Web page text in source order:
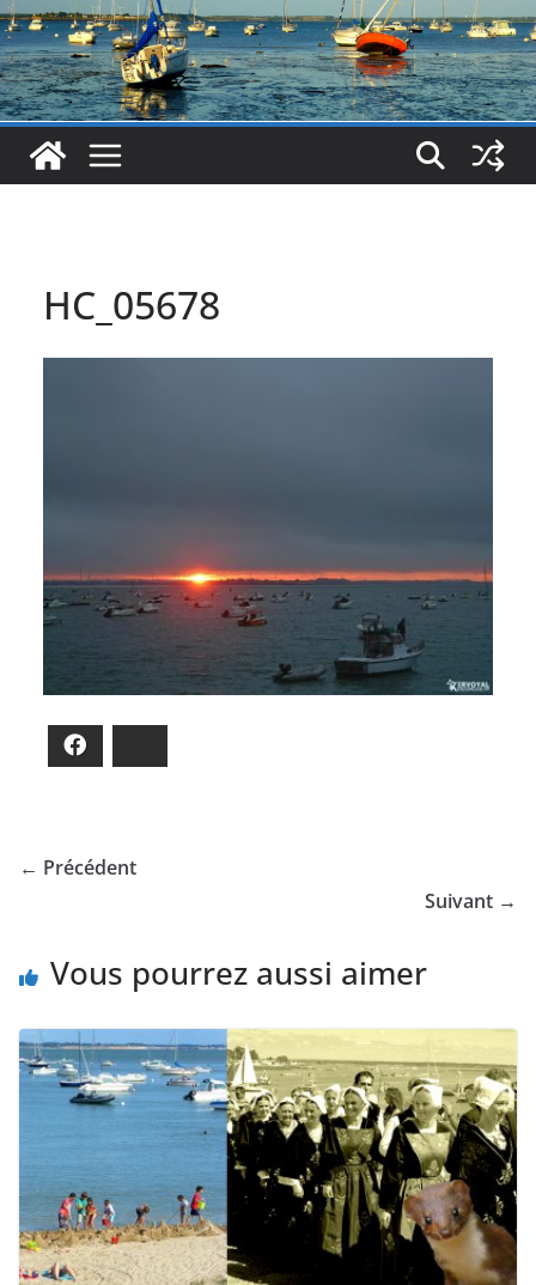
HC_05678
← Précédent
Suivant →
Vous pourrez aussi aimer